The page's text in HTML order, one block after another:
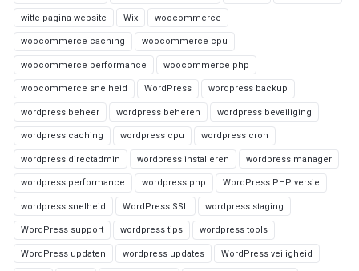
witte pagina website Wix woocommerce
woocommerce caching woocommerce cpu
woocommerce performance woocommerce php
woocommerce snelheid WordPress wordpress backup
wordpress beheer wordpress beheren wordpress beveiliging
wordpress caching wordpress cpu wordpress cron
wordpress directadmin wordpress installeren wordpress manager
wordpress performance wordpress php WordPress PHP versie
wordpress snelheid WordPress SSL wordpress staging
WordPress support wordpress tips wordpress tools
WordPress updaten wordpress updates WordPress veiligheid